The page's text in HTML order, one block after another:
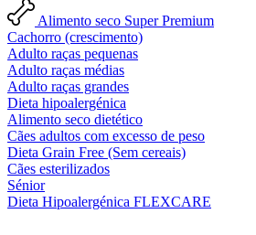
Alimento seco Super Premium
Cachorro (crescimento)
Adulto raças pequenas
Adulto raças médias
Adulto raças grandes
Dieta hipoalergénica
Alimento seco dietético
Cães adultos com excesso de peso
Dieta Grain Free (Sem cereais)
Cães esterilizados
Sénior
Dieta Hipoalergénica FLEXCARE